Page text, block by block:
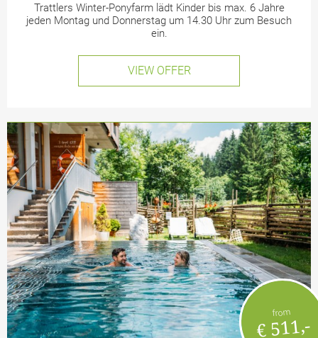
Trattlers Winter-Ponyfarm lädt Kinder bis max. 6 Jahre
jeden Montag und Donnerstag um 14.30 Uhr zum Besuch
ein.
VIEW OFFER
from
€ 511,-